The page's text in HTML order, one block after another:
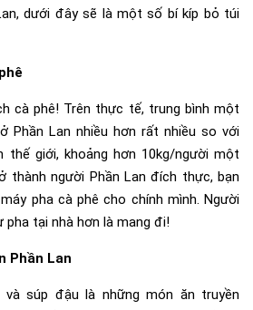
dưới đây sẽ là một số bí kíp bỏ túi
cà phê! Trên thực tế, trung bình một
Phần Lan nhiều hơn rất nhiều so với
thế giới, khoảng hơn 10kg/người một
thành người Phần Lan đích thực, bạn
pha cà phê cho chính mình. Người
pha tại nhà hơn là mang đi!
Phần Lan
và súp đậu là những món ăn truyền